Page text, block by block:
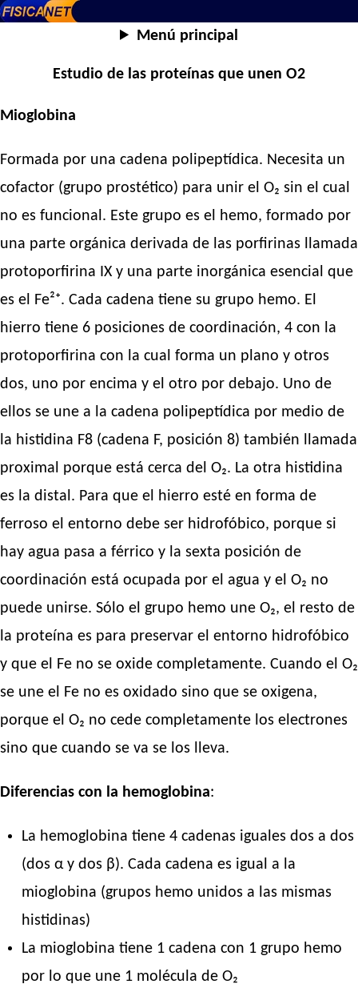
Menú principal
Estudio de las proteínas que unen O2
Mioglobina
Formada por una cadena polipeptídica. Necesita un
cofactor (grupo prostético) para unir el O₂ sin el cual
no es funcional. Este grupo es el hemo, formado por
una parte orgánica derivada de las porfirinas llamada
protoporfirina IX y una parte inorgánica esencial que
es el Fe²⁺. Cada cadena tiene su grupo hemo. El
hierro tiene 6 posiciones de coordinación, 4 con la
protoporfirina con la cual forma un plano y otros
dos, uno por encima y el otro por debajo. Uno de
ellos se une a la cadena polipeptídica por medio de
la histidina F8 (cadena F, posición 8) también llamada
proximal porque está cerca del O₂. La otra histidina
es la distal. Para que el hierro esté en forma de
ferroso el entorno debe ser hidrofóbico, porque si
hay agua pasa a férrico y la sexta posición de
coordinación está ocupada por el agua y el O₂ no
puede unirse. Sólo el grupo hemo une O₂, el resto de
la proteína es para preservar el entorno hidrofóbico
y que el Fe no se oxide completamente. Cuando el O₂
se une el Fe no es oxidado sino que se oxigena,
porque el O₂ no cede completamente los electrones
sino que cuando se va se los lleva.
Diferencias con la hemoglobina:
La hemoglobina tiene 4 cadenas iguales dos a dos
(dos α y dos β). Cada cadena es igual a la
mioglobina (grupos hemo unidos a las mismas
histidinas)
La mioglobina tiene 1 cadena con 1 grupo hemo
por lo que une 1 molécula de O₂